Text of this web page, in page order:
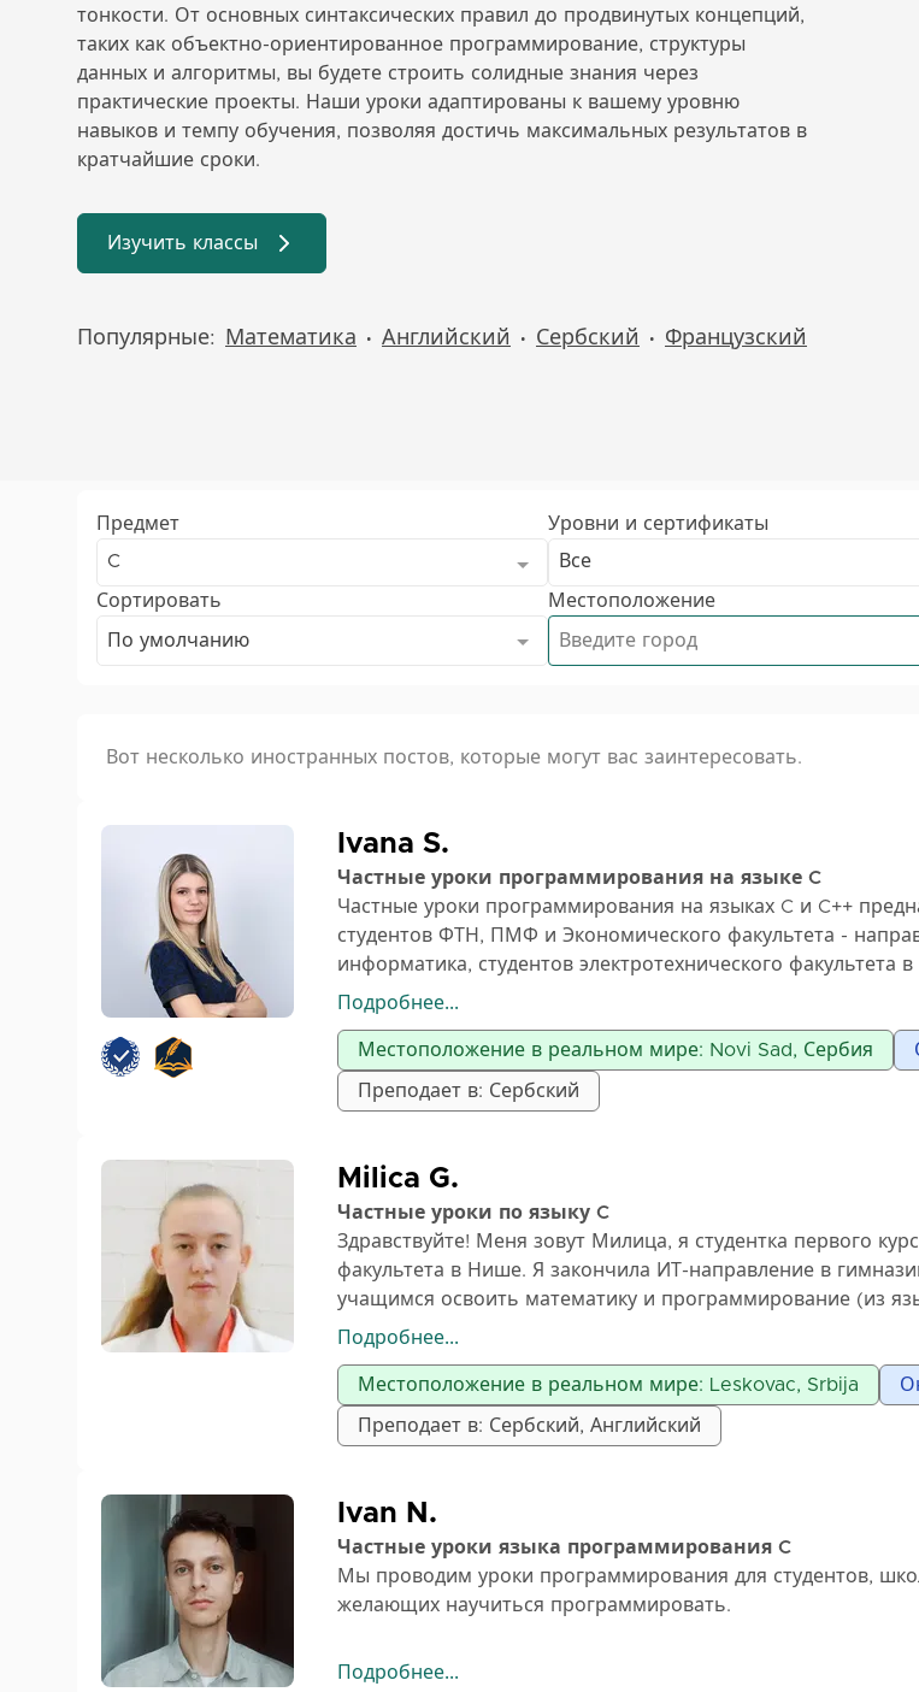
тонкости. От основных синтаксических правил до продвинутых концепций,
таких как объектно-ориентированное программирование, структуры
данных и алгоритмы, вы будете строить солидные знания через
практические проекты. Наши уроки адаптированы к вашему уровню
навыков и темпу обучения, позволяя достичь максимальных результатов в
кратчайшие сроки.
Изучить классы
Популярные: Математика • Английский • Сербский • Французский
Предмет
C
Уровни и сертификаты
Все
Сортировать
По умолчанию
Местоположение
Вот несколько иностранных постов, которые могут вас заинтересовать.
Ivana S.
Частные уроки программирования на языке C
Частные уроки программирования на языках C и C++
студентов ФТН, ПМФ и Экономического факультета -
информатика, студентов электротехнического факультета
родственных факультетов. Занятия проводятся онлайн,
динаров за 45 минут. Я помогу вам легко освоить
сдать экзамены в кратчайшие сроки.
Объектно-ориентированное программирование
Основы программирования и программных языков
Программные языки I
Структуры данных и алгоритмы
Подробнее...
Местоположение в реальном мире: Novi Sad, Сербия
Преподает в: Сербский
Milica G.
Частные уроки по языку C
Здравствуйте! Меня зовут Милица, я студентка первого
факультета в Нише. Я закончила ИТ-направление в
учащимся освоить математику и программирование (из
программирования я могу помочь Вам с C, C++, C#, Python,
Я предлагаю индивидуальные занятия для учащихся
а также подготовку к вступительным экзаменам. Я провожу
лично, адаптируя их к потребностям каждого ученика и
достижением ваших целей и успехов в математике или
Подробнее...
Местоположение в реальном мире: Leskovac, Srbija
Преподает в: Сербский, Английский
Ivan N.
Частные уроки языка программирования C
Мы проводим уроки программирования для студентов,
желающих научиться программировать.
Технологии: C, C++, C#, SQL, Assembler
Подробнее...